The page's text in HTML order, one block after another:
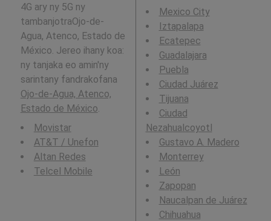
4G ary ny 5G ny
tambanjotraOjo-de-
Agua, Atenco, Estado de
México. Jereo ihany koa:
ny tanjaka eo amin'ny
sarintany fandrakofana
Ojo-de-Agua, Atenco,
Estado de México
Movistar
AT&T / Unefon
Altan Redes
Telcel Mobile
Mexico City
Iztapalapa
Ecatepec
Guadalajara
Puebla
Ciudad Juárez
Tijuana
Ciudad
Nezahualcoyotl
Gustavo A. Madero
Monterrey
León
Zapopan
Naucalpan de Juárez
Chihuahua